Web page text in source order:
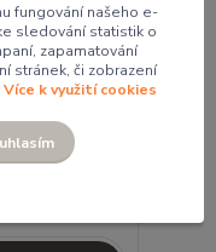
fungování našeho e-
sledování statistik o
zapamatování
stránek, či zobrazení
Více k využití cookies